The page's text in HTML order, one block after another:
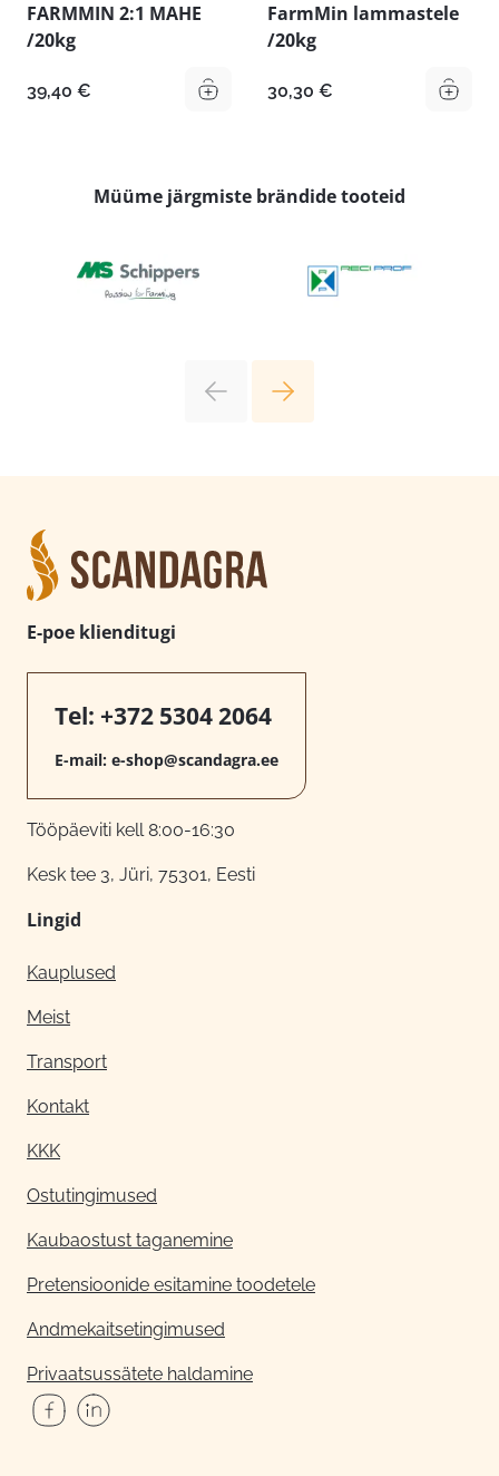
FARMMIN 2:1 MAHE
/20kg
39,40 €
FarmMin lammastele
/20kg
30,30 €
Müüme järgmiste brändide tooteid
E-poe klienditugi
Tel: +372 5304 2064
E-mail: e-shop@scandagra.ee
Tööpäeviti kell 8:00-16:30
Kesk tee 3, Jüri, 75301, Eesti
Lingid
Kauplused
Meist
Transport
Kontakt
KKK
Ostutingimused
Kaubaostust taganemine
Pretensioonide esitamine toodetele
Andmekaitsetingimused
Privaatsussätete haldamine